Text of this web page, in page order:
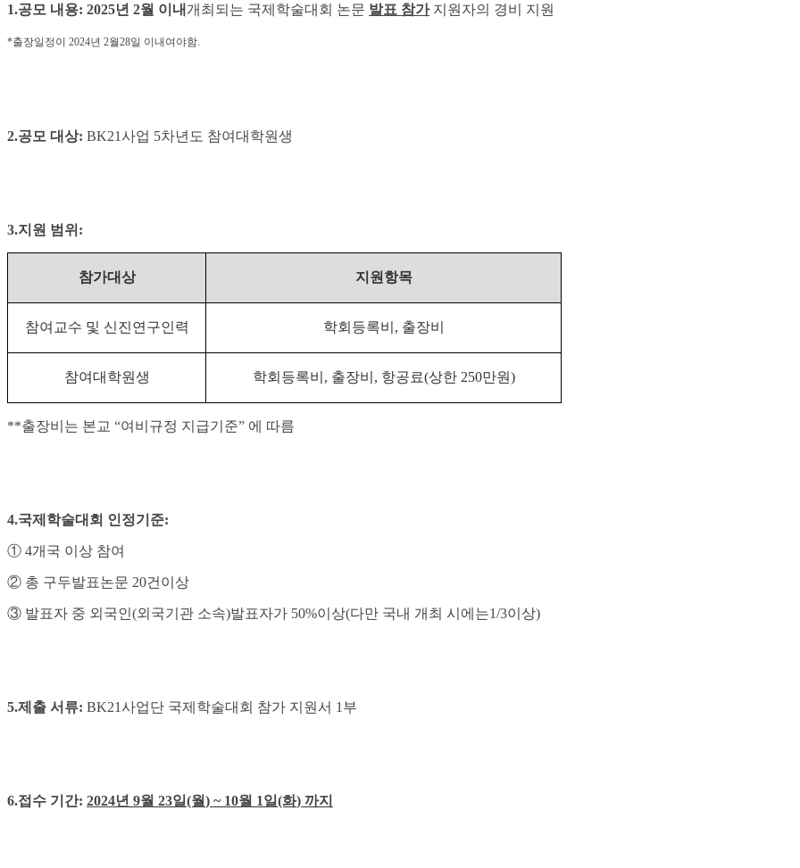
1.공모 내용: 2025년 2월 이내 개최되는 국제학술대회 논문 발표 참가지원자의 경비 지원
*출장일정이 2024년 2월28일 이내여야함.
2.공모 대상: BK21사업 5차년도 참여대학원생
3.지원 범위 :
참가대상 지원항목
참여교수 및 신진연구인력 학회등록비 , 출장비
참여대학원생 학회등록비 , 출장비 , 항공료(상한 250만원)
**출장비는 본교 “여비규정 지급기준” 에 따름
4.국제학술대회 인정기준:
① 4개국 이상 참여
② 총 구두발표논문 20건이상
③ 발표자 중 외국인 (외국기관 소속)발표자가 50%이상(다만 국내 개최 시에는1/3이상)
5.제출 서류: BK21사업단 국제학술대회 참가 지원서 1부
6.접수 기간: 2024년 9월 23일(월) ~ 10월 1일(화) 까지